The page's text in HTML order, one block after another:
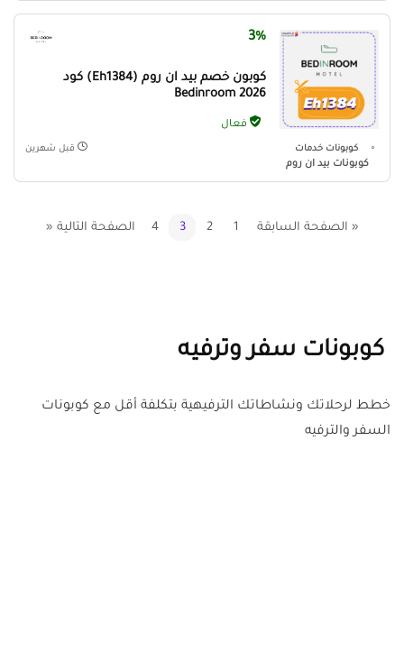
3%
كوبون خصم بيد ان روم (Eh1384) كود
Bedinroom 2026
فعال
كوبونات خدمات
كوبونات بيد ان روم
قبل شهرين
« الصفحة السابقة 1
2
3
4 الصفحة التالية «
كوبونات سفر وترفيه
خطط لرحلاتك ونشاطاتك الترفيهية بتكلفة أقل مع كوبونات
السفر والترفيه